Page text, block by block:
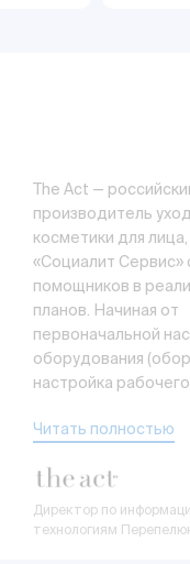
The Act —
производитель
косметики для
«Социалит Сервис»
помощников в
планов. Начиная от
первоначальной
оборудования
настройка
Читать полностью
Директор по
технологиям